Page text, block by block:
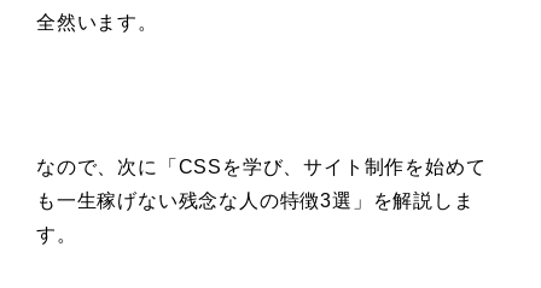
全然います。
なので、次に「CSSを学び、サイト制作を始めて
も一生稼げない残念な人の特徴3選」を解説しま
す。